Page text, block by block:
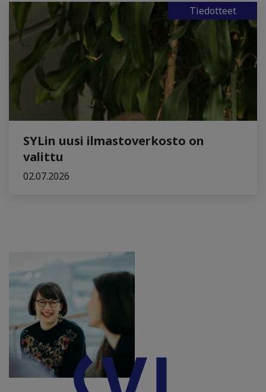
Tiedotteet
SYLin uusi ilmastoverkosto on
valittu
02.07.2026